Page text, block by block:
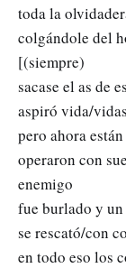
toda la
colgándole del
[(siempre)
sacase el as de
aspiró vida/
pero ahora
operaron con
enemigo
fue burlado y
se rescató/con
en todo eso los